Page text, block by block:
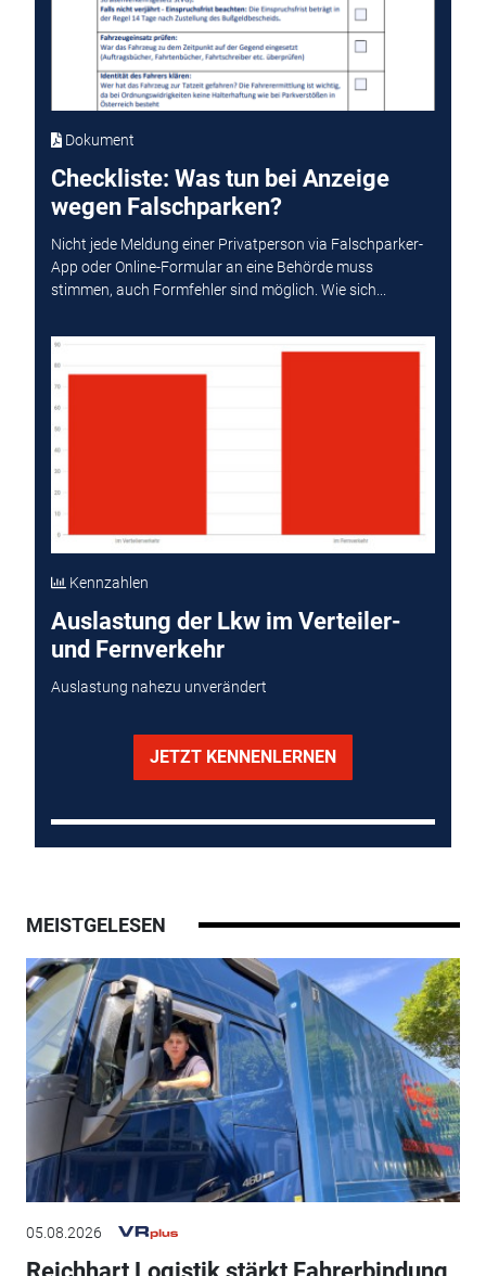
Dokument
Checkliste: Was tun bei Anzeige
wegen Falschparken?
Nicht jede Meldung einer Privatperson via Falschparker-
App oder Online-Formular an eine Behörde muss
stimmen, auch Formfehler sind möglich. Wie sich...
Kennzahlen
Auslastung der Lkw im Verteiler-
und Fernverkehr
Auslastung nahezu unverändert
JETZT KENNENLERNEN
MEISTGELESEN
05.08.2026